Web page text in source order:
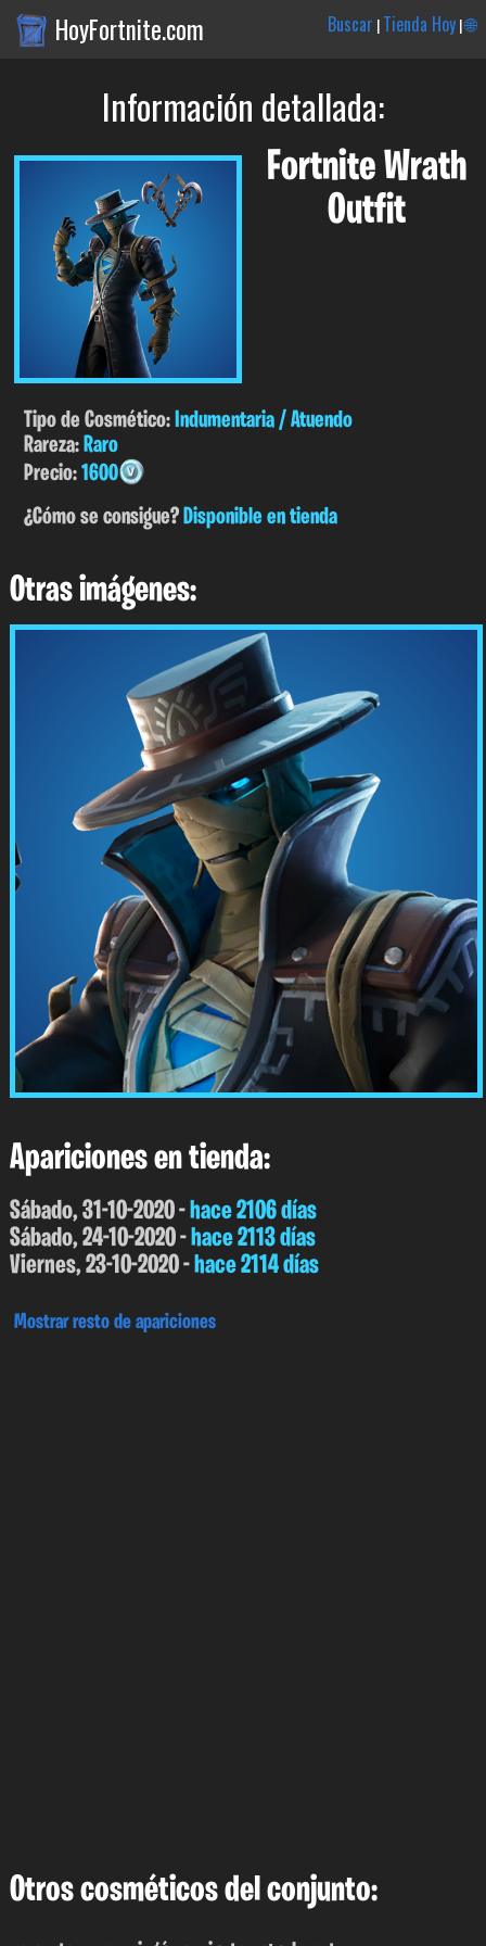
HoyFortnite.com Buscar |Tienda Hoy|🌐
Información detallada:
Fortnite Wrath
Outfit
Tipo de Cosmético:Indumentaria / Atuendo
Rareza:Raro
Precio:1600
¿Cómo se consigue?Disponible en tienda
Otras imágenes:
Apariciones en tienda:
Sábado, 31-10-2020 -hace 2106 días
Sábado, 24-10-2020 -hace 2113 días
Viernes, 23-10-2020 -hace 2114 días
Mostrar resto de apariciones
Otros cosméticos del conjunto: